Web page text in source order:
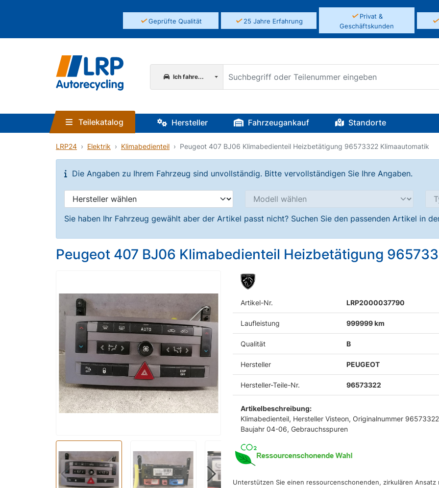
✓Geprüfte Qualität ✓25 Jahre Erfahrung
✓Privat &
Geschäftskunden
✓
Ich fahre...
Teilekatalog Hersteller Fahrzeugankauf Standorte
LRP24 Elektrik Klimabedienteil Peugeot 407 BJ06 Klimabedienteil Heizbetätigung 96573322 Klimaautomatik
Die Angaben zu Ihrem Fahrzeug sind unvollständig. Bitte vervollständigen Sie Ihre Angaben.
Sie haben Ihr Fahrzeug gewählt aber der Artikel passt nicht? Suchen Sie den passenden Artikel in
Peugeot 407 BJ06 Klimabedienteil Heizbetätigung
Artikel-Nr. LRP2000037790
Laufleistung 999999 km
Qualität B
Hersteller PEUGEOT
Hersteller-Teile-Nr. 96573322
Artikelbeschreibung:
Klimabedienteil, Hersteller Visteon, Originalnummer
Baujahr 04-06, Gebrauchsspuren
Unterstützen Sie einen ressourcenschonenden, zirkulären Ansatz